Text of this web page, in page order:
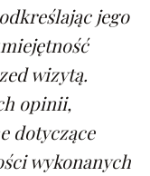
jego
wizytą.
opinii,
dotyczące
wykonanych